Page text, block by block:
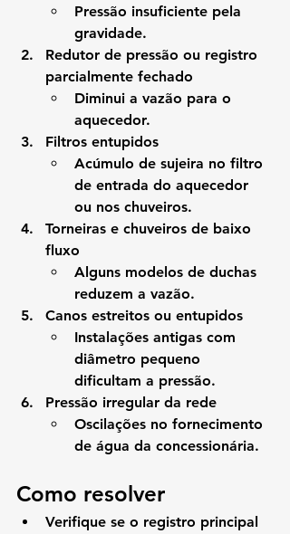
Pressão insuficiente pela
gravidade.
Redutor de pressão ou registro
parcialmente fechado
Diminui a vazão para o
aquecedor.
Filtros entupidos
Acúmulo de sujeira no filtro
de entrada do aquecedor
ou nos chuveiros.
Torneiras e chuveiros de baixo
fluxo
Alguns modelos de duchas
reduzem a vazão.
Canos estreitos ou entupidos
Instalações antigas com
diâmetro pequeno
dificultam a pressão.
Pressão irregular da rede
Oscilações no fornecimento
de água da concessionária.
Como resolver
Verifique se o registro principal